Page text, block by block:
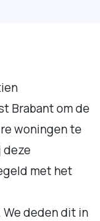
Brabant om de
woningen te
deze
met het
deden dit in